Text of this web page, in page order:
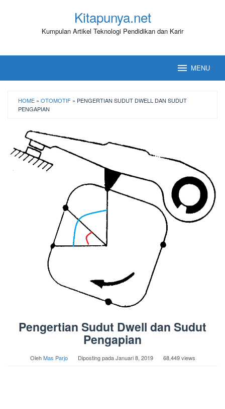
Kitapunya.net
Kumpulan Artikel Teknologi Pendidikan dan Karir
MENU
HOME » OTOMOTIF » PENGERTIAN SUDUT DWELL DAN SUDUT
PENGAPIAN
Pengertian Sudut Dwell dan Sudut
Pengapian
OlehMas Parjo Diposting padaJanuari 8, 2019 68,449 views